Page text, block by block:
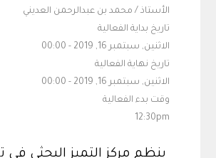
الأستاذ / محمد بن عبدالرحمن العديني
تاريخ بداية الفعالية
الاثنين, سبتمبر 16, 2019 - 00:00
تاريخ نهاية الفعالية
الاثنين, سبتمبر 16, 2019 - 00:00
وقت بدء الفعالية
12:30pm
ينظم مركز التميز البحثي في